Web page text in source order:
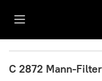
C 2872 Mann-Filter